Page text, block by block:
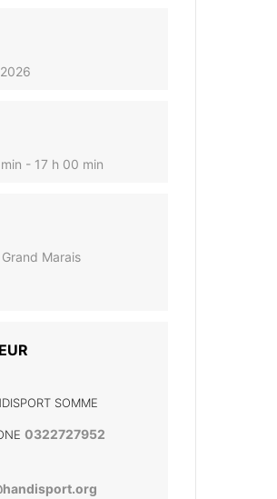
- 17 h 00 min
Marais
SOMME
0322727952